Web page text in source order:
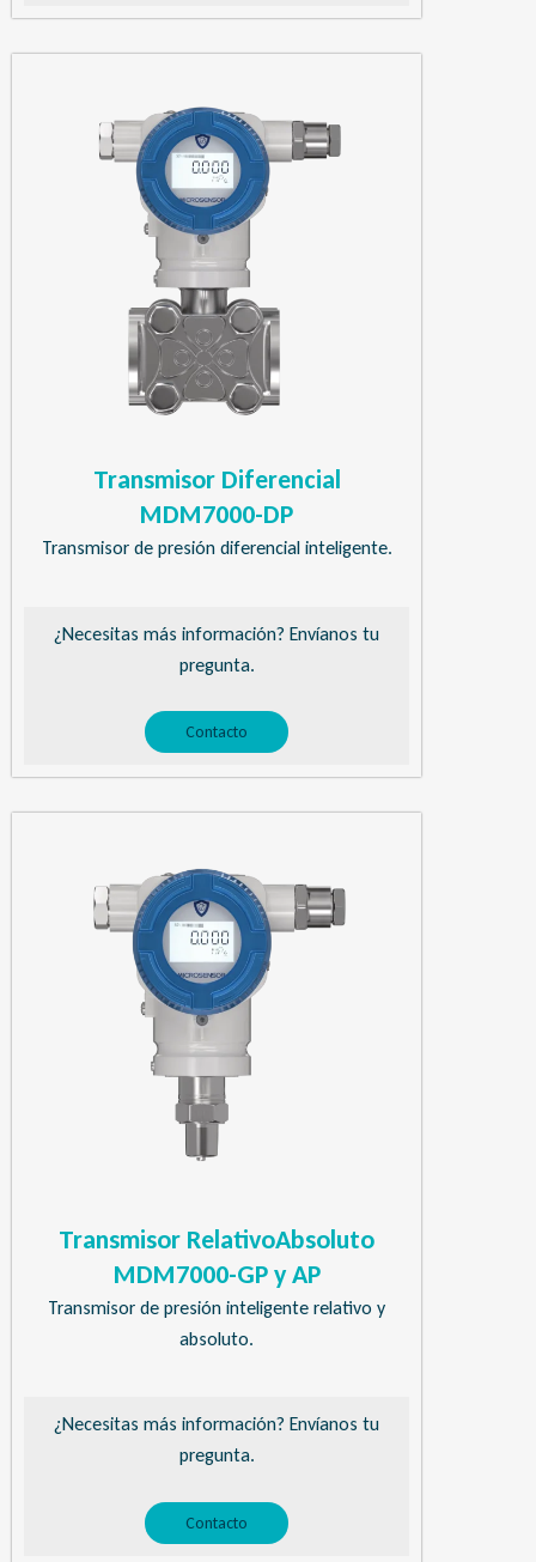
Transmisor Diferencial
MDM7000-DP
Transmisor de presión diferencial inteligente.
¿Necesitas más información? Envíanos tu
pregunta.
Contacto
Transmisor RelativoAbsoluto
MDM7000-GP y AP
Transmisor de presión inteligente relativo y
absoluto.
¿Necesitas más información? Envíanos tu
pregunta.
Contacto